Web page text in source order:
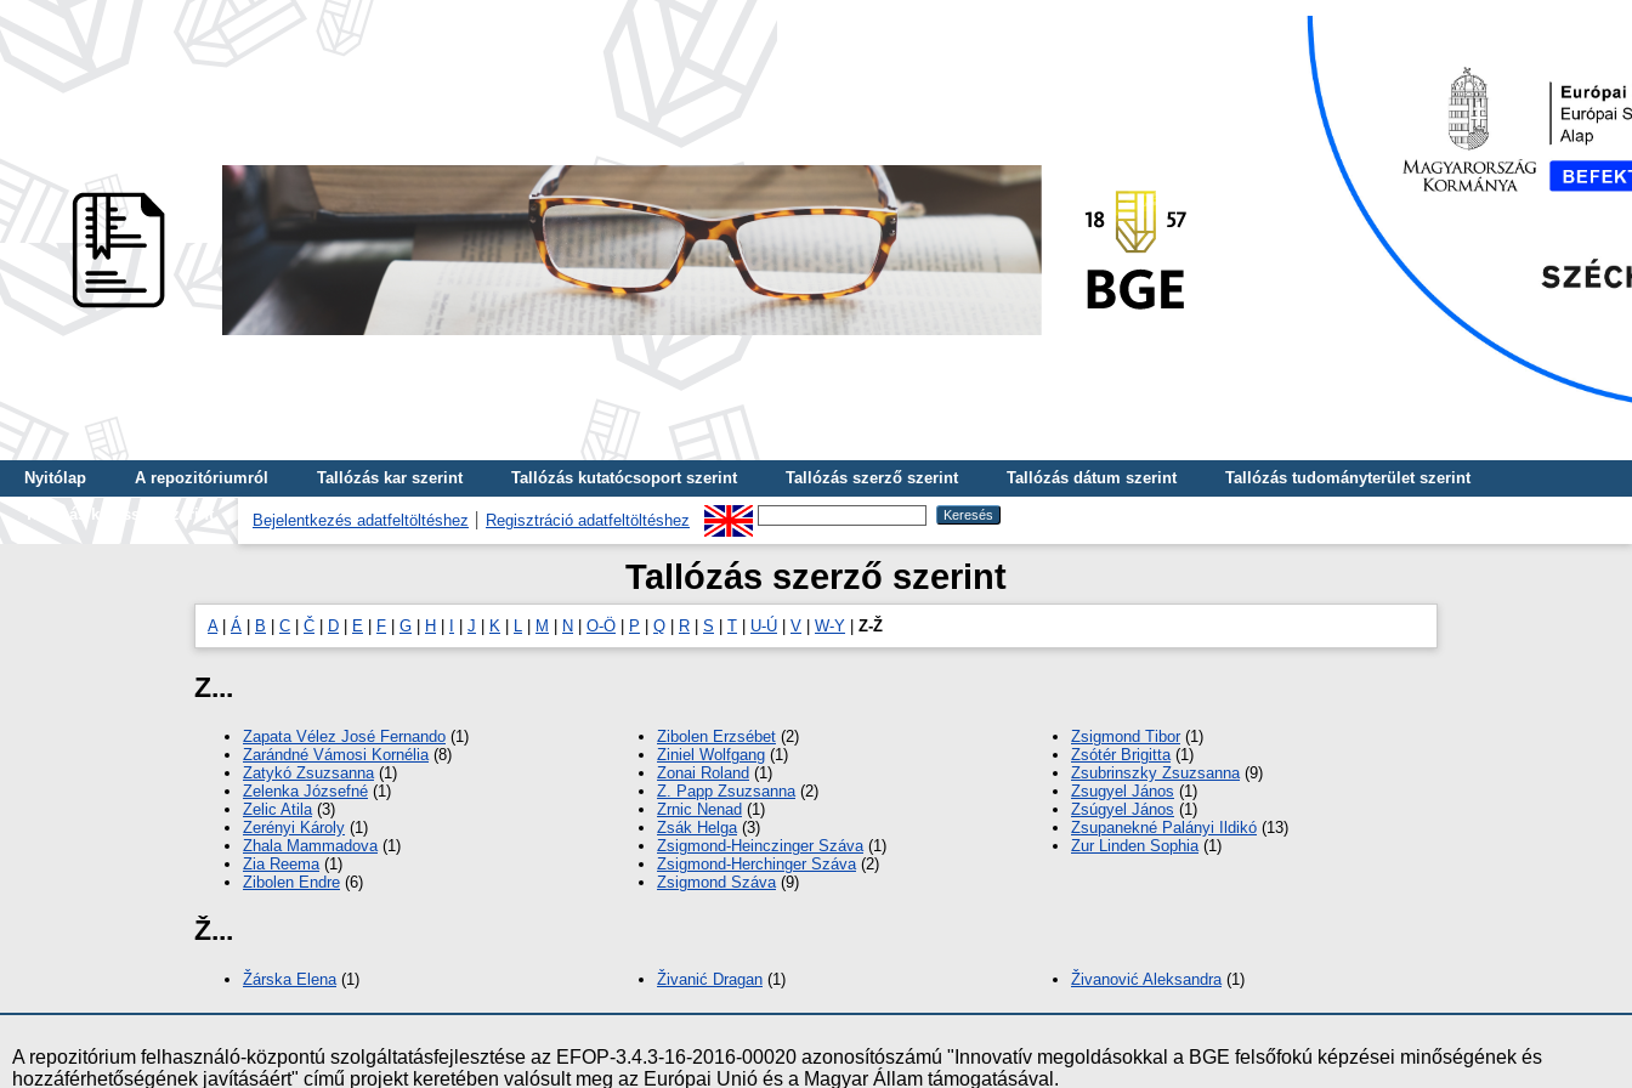
Nyitólap A repozitóriumról Tallózás kar szerint Tallózás kutatócsoport szerint Tallózás szerző szerint Tallózás dátum szerint
Tallózás tudományterület szerint
Tallózás kulcsszó szerint
Bejelentkezés adatfeltöltéshez Regisztráció adatfeltöltéshez
Tallózás szerző szerint
A| Á B C Č D E F G H J K L M N O-Ö P Q R S T U-Ú V W-Y Z-Ž
Z...
Zapata Vélez José Fernando (1)
Zarándné Vámosi Kornélia(8)
Zatykó Zsuzsanna(1)
Zelenka Józsefné (1)
Zelic Atila(3)
Zerényi Károly (1)
Zhala Mammadova(1)
Zia Reema(1)
Zibolen Endre (6)
Zibolen Erzsébet (2)
Ziniel Wolfgang (1)
Zonai Roland (1)
Z. Papp Zsuzsanna(2)
Zrnic Nenad (1)
Zsák Helga(3)
Zsigmond-Heinczinger Száva(1)
Zsigmond-Herchinger Száva(2)
Zsigmond Száva(9)
Zsigmond Tibor(1)
Zsótér Brigitta(1)
Zsubrinszky Zsuzsanna(9)
Zsugyel János (1)
Zsúgyel János (1)
Zsupanekné Palányi Ildikó (13)
Zur Linden Sophia(1)
Ž...
Žárska Elena(1) Živanić Dragan (1) Živanović Aleksandra(1)
A repozitórium felhasználó-központú szolgáltatásfejlesztése az EFOP-3.4.3-16-2016-00020 azonosítószámú "Innovatív megoldásokkal a BGE felsőfokú képzései minőségének és
hozzáférhetőségének javításáért" című projekt keretében valósult meg az Európai Unió és a Magyar Állam támogatásával.